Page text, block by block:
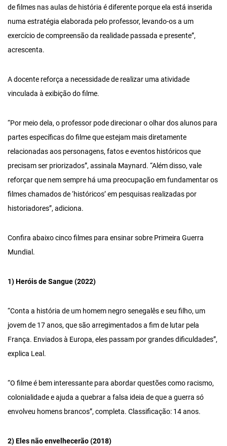
de filmes nas aulas de história é diferente porque ela está inserida
numa estratégia elaborada pelo professor, levando-os a um
exercício de compreensão da realidade passada e presente”,
acrescenta.
A docente reforça a necessidade de realizar uma atividade
vinculada à exibição do filme.
“Por meio dela, o professor pode direcionar o olhar dos alunos para
partes específicas do filme que estejam mais diretamente
relacionadas aos personagens, fatos e eventos históricos que
precisam ser priorizados”, assinala Maynard. “Além disso, vale
reforçar que nem sempre há uma preocupação em fundamentar os
filmes chamados de ‘históricos’ em pesquisas realizadas por
historiadores”, adiciona.
Confira abaixo cinco filmes para ensinar sobre Primeira Guerra
Mundial.
1) Heróis de Sangue (2022)
“Conta a história de um homem negro senegalês e seu filho, um
jovem de 17 anos, que são arregimentados a fim de lutar pela
França. Enviados à Europa, eles passam por grandes dificuldades”,
explica Leal.
“O filme é bem interessante para abordar questões como racismo,
colonialidade e ajuda a quebrar a falsa ideia de que a guerra só
envolveu homens brancos”, completa. Classificação: 14 anos.
2) Eles não envelhecerão (2018)